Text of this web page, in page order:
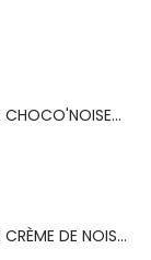
PÂTE À TARTINER PROTÉINÉE CHOCO'NOISETTES
PÂTE À TARTINER PROTÉINÉE CRÈME DE NOISETTES